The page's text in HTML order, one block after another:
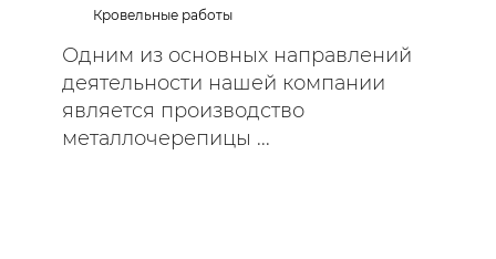
Кровельные работы
Одним из основных направлений
деятельности нашей компании
является производство
металлочерепицы ...